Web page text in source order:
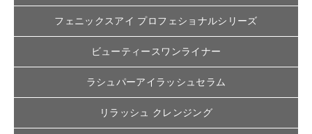
フェニックスアイ プロフェショナルシリーズ
ビューティースワンライナー
ラシュパーアイラッシュセラム
リラッシュ クレンジング